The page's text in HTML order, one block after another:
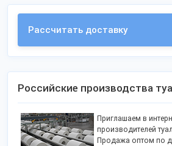
Рассчитать доставку
Российские производства
Приглашаем в
производителей
Продажа оптом по